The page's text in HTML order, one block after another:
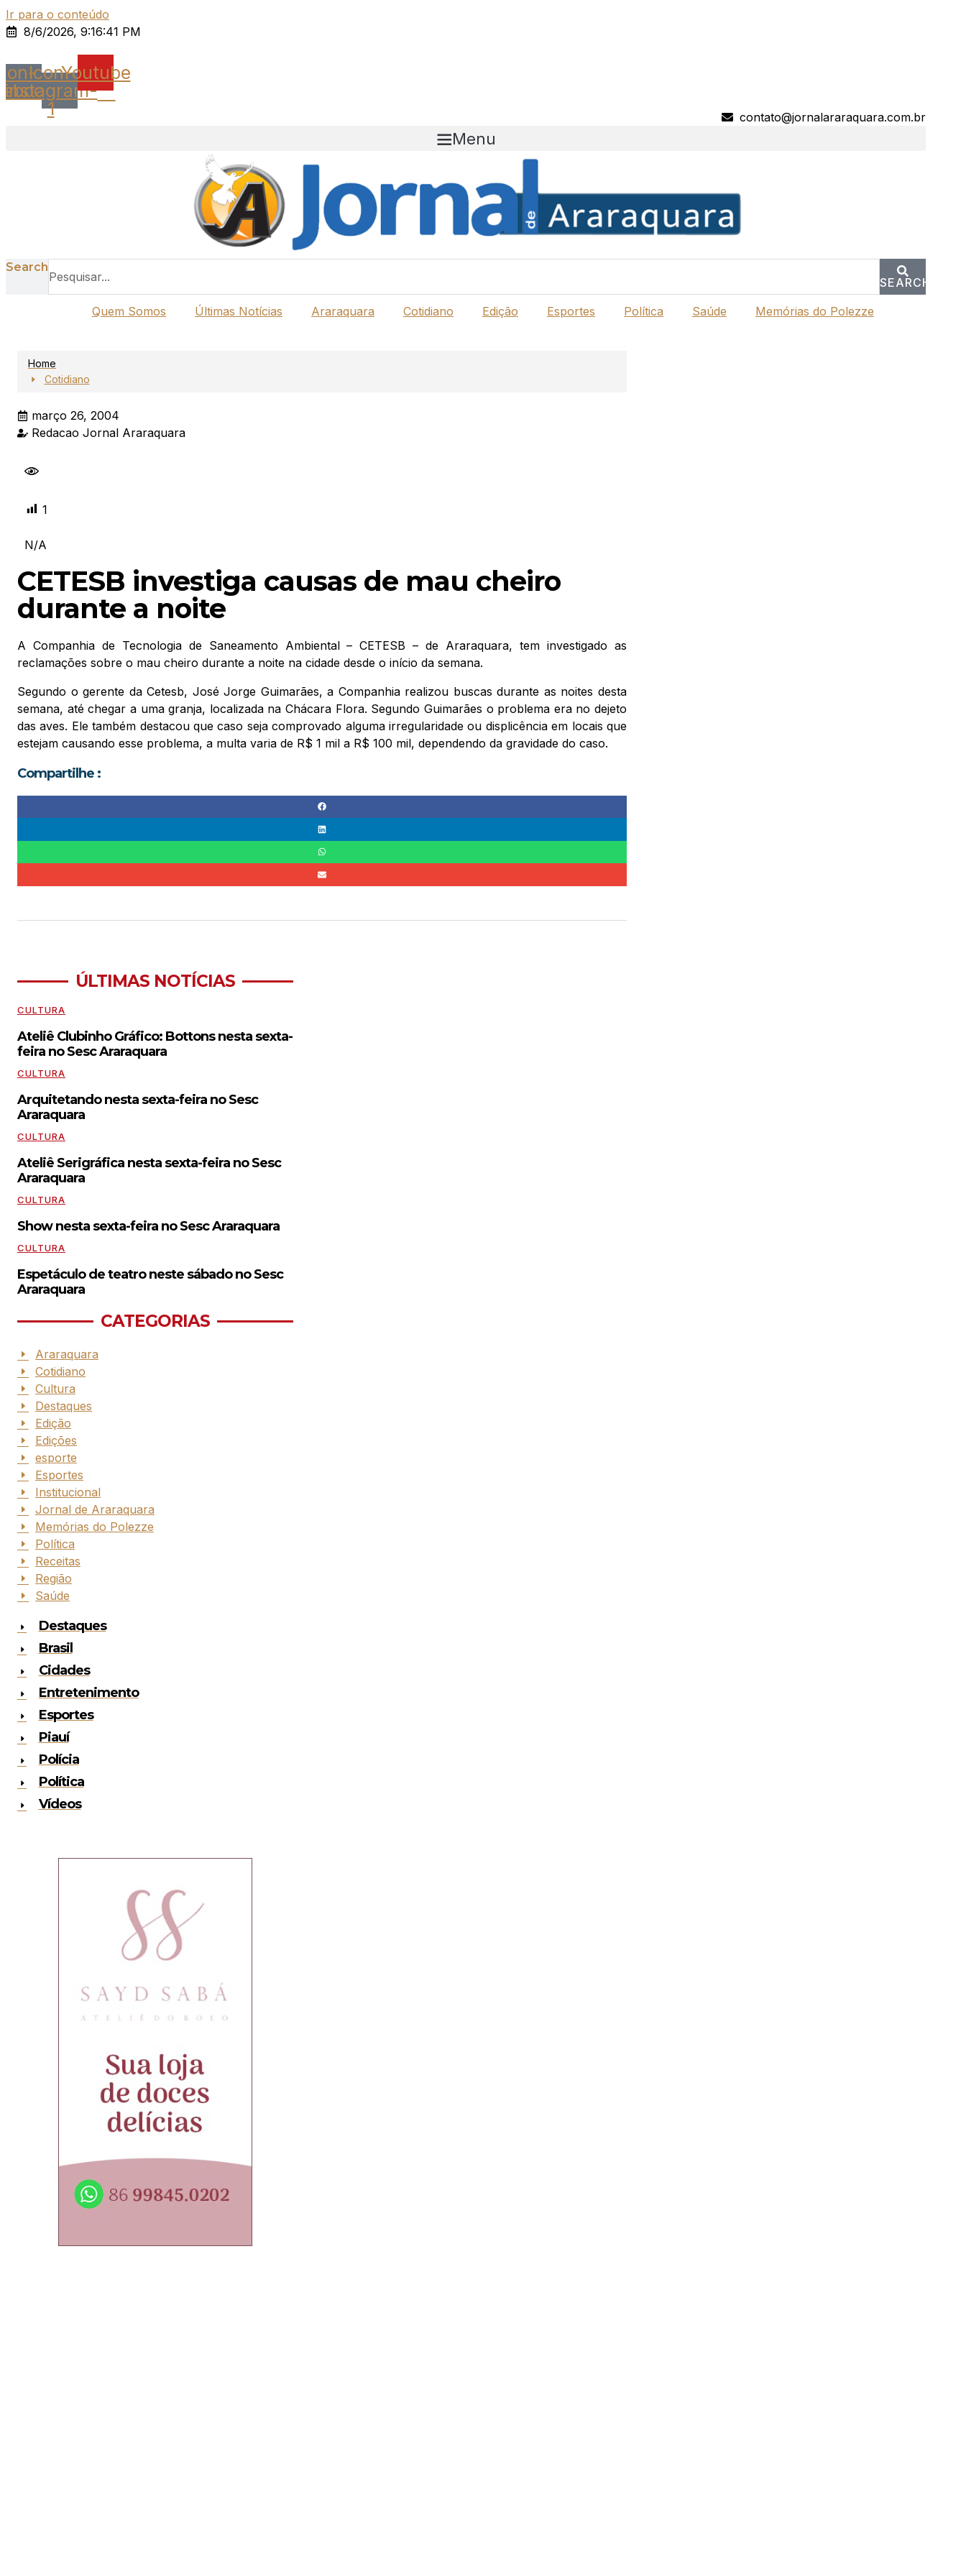
Ir para o conteúdo
8/6/2026, 9:16:41 PM
Icon-
instagram-
1
Youtube
contato@jornalararaquara.com.br
Menu
Search
SEARCH
Quem Somos
Últimas Notícias Araraquara Cotidiano Edição Esportes Política Saúde Memórias do Polezze
Home
Cotidiano
março 26, 2004
Redacao Jornal Araraquara
1
N/A
CETESB investiga causas de mau cheiro
durante a noite
A Companhia de Tecnologia de Saneamento Ambiental – CETESB – de Araraquara, tem investigado as
reclamações sobre o mau cheiro durante a noite na cidade desde o início da semana.
Segundo o gerente da Cetesb, José Jorge Guimarães, a Companhia realizou buscas durante as noites desta
semana, até chegar a uma granja, localizada na Chácara Flora. Segundo Guimarães o problema era no dejeto
das aves. Ele também destacou que caso seja comprovado alguma irregularidade ou displicência em locais que
estejam causando esse problema, a multa varia de R$ 1 mil a R$ 100 mil, dependendo da gravidade do caso.
Compartilhe :
ÚLTIMAS NOTÍCIAS
CULTURA
Ateliê Clubinho Gráfico: Bottons nesta sexta-
feira no Sesc Araraquara
CULTURA
Arquitetando nesta sexta-feira no Sesc
Araraquara
CULTURA
Ateliê Serigráfica nesta sexta-feira no Sesc
Araraquara
CULTURA
Show nesta sexta-feira no Sesc Araraquara
CULTURA
Espetáculo de teatro neste sábado no Sesc
Araraquara
CATEGORIAS
Araraquara
Cotidiano
Cultura
Destaques
Edição
Edições
esporte
Esportes
Institucional
Jornal de Araraquara
Memórias do Polezze
Política
Receitas
Região
Saúde
Destaques
Brasil
Cidades
Entretenimento
Esportes
Piauí
Polícia
Política
Vídeos